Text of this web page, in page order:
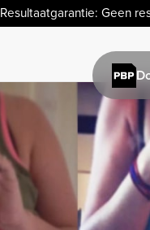
Resultaatgarantie: Geen